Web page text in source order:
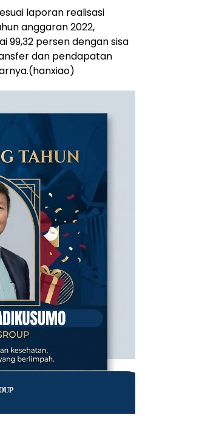
laporan realisasi
anggaran 2022,
persen dengan sisa
dan pendapatan